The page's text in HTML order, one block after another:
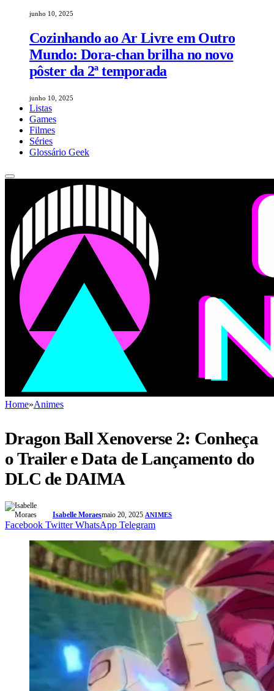
junho 10, 2025
Cozinhando ao Ar Livre em Outro
Mundo: Dora-chan brilha no novo
pôster da 2ª temporada
junho 10, 2025
Listas
Games
Filmes
Séries
Glossário Geek
Home»Animes
Dragon Ball Xenoverse 2: Conheça
o Trailer e Data de Lançamento do
DLC de DAIMA
Isabelle Moraesmaio 20, 2025 ANIMES
Facebook Twitter WhatsApp Telegram